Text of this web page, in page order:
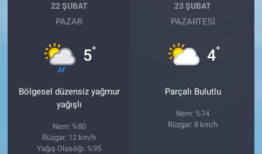
22 ŞUBAT
PAZAR
5°
Bölgesel düzensiz yağmur
yağışlı
Nem: %80
Rüzgar: 12 km/h
Yağış Olasılığı: %95
23 ŞUBAT
PAZARTESI
4°
Parçalı Bulutlu
Nem: %74
Rüzgar: 8 km/h